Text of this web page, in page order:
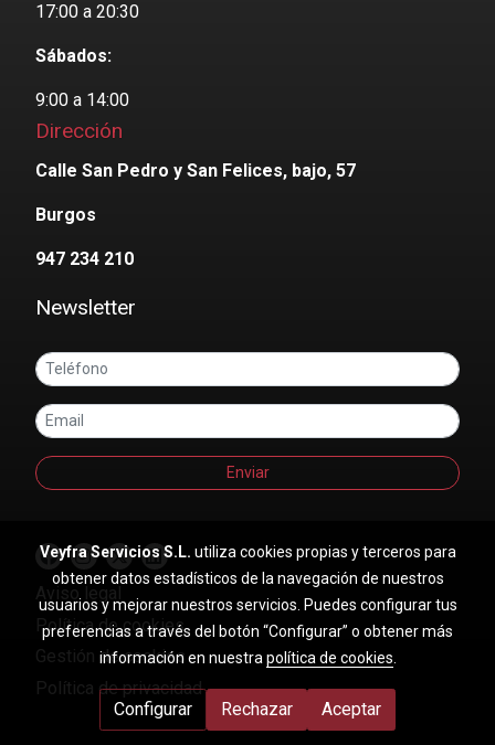
17:00 a 20:30
Sábados:
9:00 a 14:00
Dirección
Calle San Pedro y San Felices, bajo, 57
Burgos
947 234 210
Newsletter
Enviar
Aviso legal
Política de cookies
Gestión de cookies
Política de privacidad
Veyfra Servicios S.L. utiliza cookies propias y terceros para
obtener datos estadísticos de la navegación de nuestros
usuarios y mejorar nuestros servicios. Puedes configurar tus
preferencias a través del botón “Configurar” o obtener más
información en nuestra política de cookies
Configurar Rechazar Aceptar